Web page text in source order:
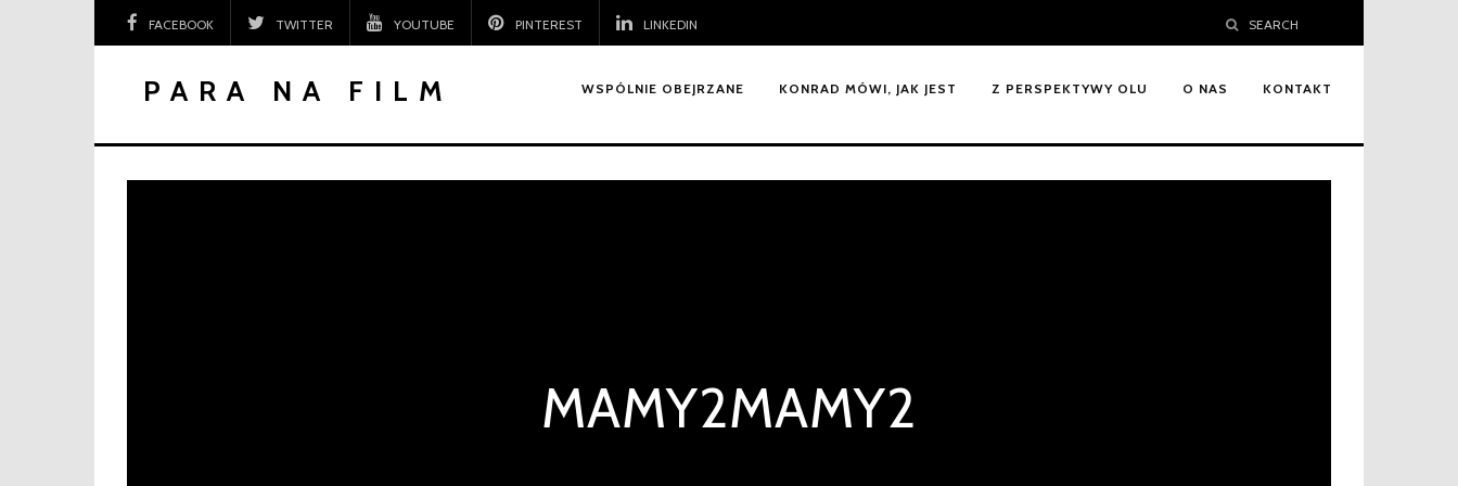
FACEBOOK TWITTER YOUTUBE PINTEREST LINKEDIN SEARCH
PARA NA FILM WSPÓLNIE OBEJRZANE KONRAD MÓWI, JAK JEST Z PERSPEKTYWY OLU O NAS KONTAKT
MAMY2MAMY2